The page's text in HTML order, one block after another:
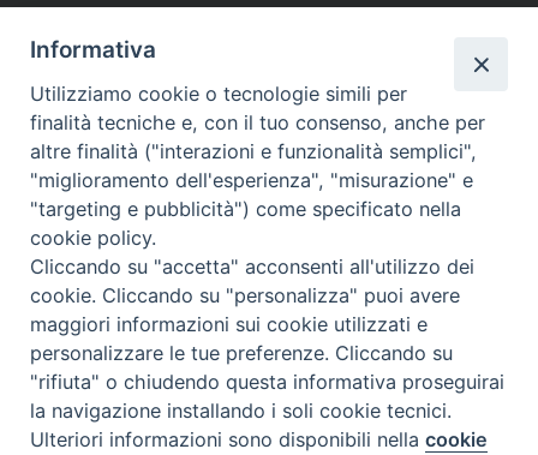
via Amedeo Rossi, 28 - 12100 Cuneo
segreteriagenerale@diocesicuneofossano.it
c.f. 96017380047
Preferenze Cookie
Informativa
Utilizziamo cookie o tecnologie simili per
finalità tecniche e, con il tuo consenso, anche per
altre finalità ("interazioni e funzionalità semplici",
"miglioramento dell'esperienza", "misurazione" e
"targeting e pubblicità") come specificato nella
cookie policy.
Cliccando su "accetta" acconsenti all'utilizzo dei
cookie. Cliccando su "personalizza" puoi avere
maggiori informazioni sui cookie utilizzati e
personalizzare le tue preferenze. Cliccando su
"rifiuta" o chiudendo questa informativa proseguirai
la navigazione installando i soli cookie tecnici.
Ulteriori informazioni sono disponibili nellacookie